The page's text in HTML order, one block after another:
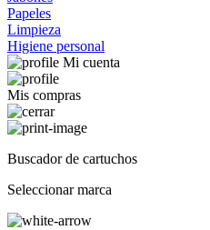
Papeles
Limpieza
Higiene personal
Mi cuenta
Mis compras
Buscador de cartuchos
Seleccionar marca